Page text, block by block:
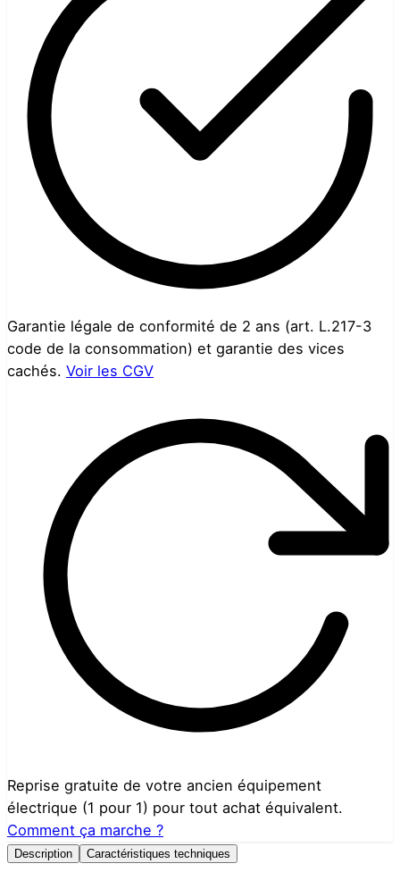
Garantie légale de conformité de 2 ans (art. L.217-3
code de la consommation) et garantie des vices
cachés. Voir les CGV
Reprise gratuite de votre ancien équipement
électrique (1 pour 1) pour tout achat équivalent.
Comment ça marche ?
Description Caractéristiques techniques